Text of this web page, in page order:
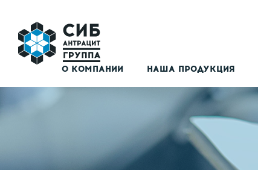
О КОМПАНИИ НАША ПРОДУКЦИЯ